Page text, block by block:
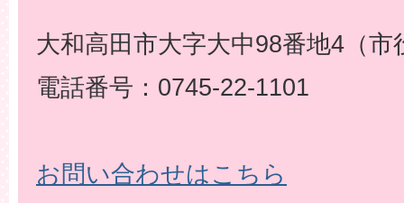
大和高田市大字大中98番地4（市
電話番号：0745-22-1101
お問い合わせはこちら